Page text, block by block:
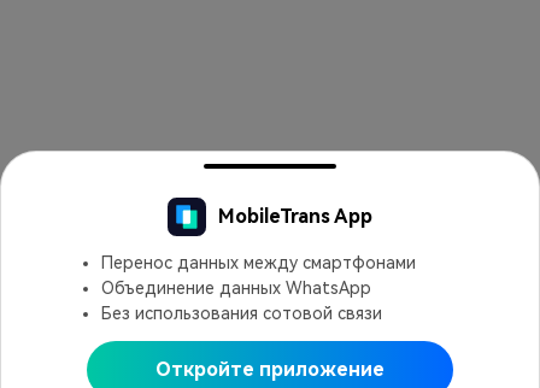
MobileTrans App
Перенос данных между смартфонами
Объединение данных WhatsApp
Без использования сотовой связи
Откройте приложение